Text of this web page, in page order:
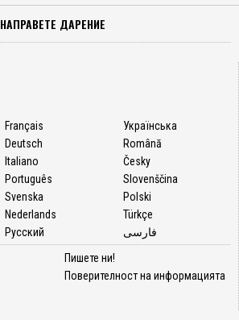
НАПРАВЕТЕ ДАРЕНИЕ
Français
Deutsch
Italiano
Português
Svenska
Nederlands
Русский
Українська
Română
Česky
Slovenščina
Polski
Türkçe
فارسی
Пишете ни!
Поверителност на информацията